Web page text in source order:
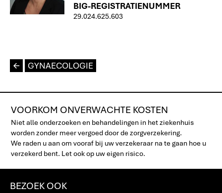
BIG-REGISTRATIENUMMER
29.024.625.603
L GYNAECOLOGIE
VOORKOM ONVERWACHTE KOSTEN
Niet alle onderzoeken en behandelingen in het ziekenhuis
worden zonder meer vergoed door de zorgverzekering.
We raden u aan om vooraf bij uw verzekeraar na te gaan hoe u
verzekerd bent. Let ook op uw eigen risico.
BEZOEK OOK